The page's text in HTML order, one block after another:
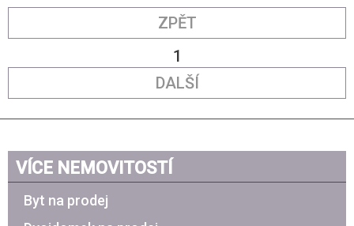
ZPĚT
1
DALŠÍ
VÍCE NEMOVITOSTÍ
Byt na prodej